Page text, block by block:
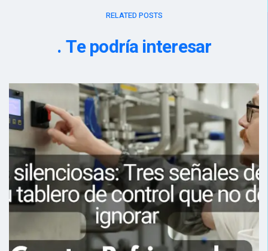
RELATED POSTS
Te podría interesar